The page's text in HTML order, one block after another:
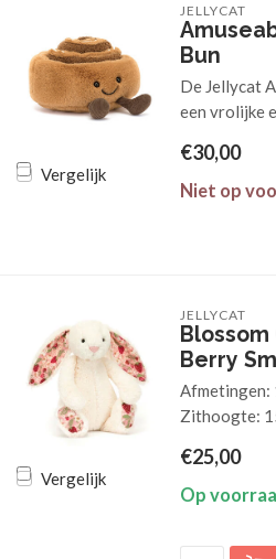
Vergelijk
JELLYCAT
Bun
De Jellycat
een vrolijke
€30,00
Niet op
Vergelijk
JELLYCAT
Berry
Afmetingen:
Zithoogte:
€25,00
Op